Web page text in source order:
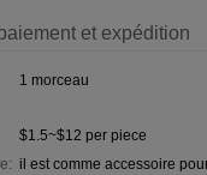
et expédition
1 morceau
$1.5~$12 per piece
il est comme accessoire